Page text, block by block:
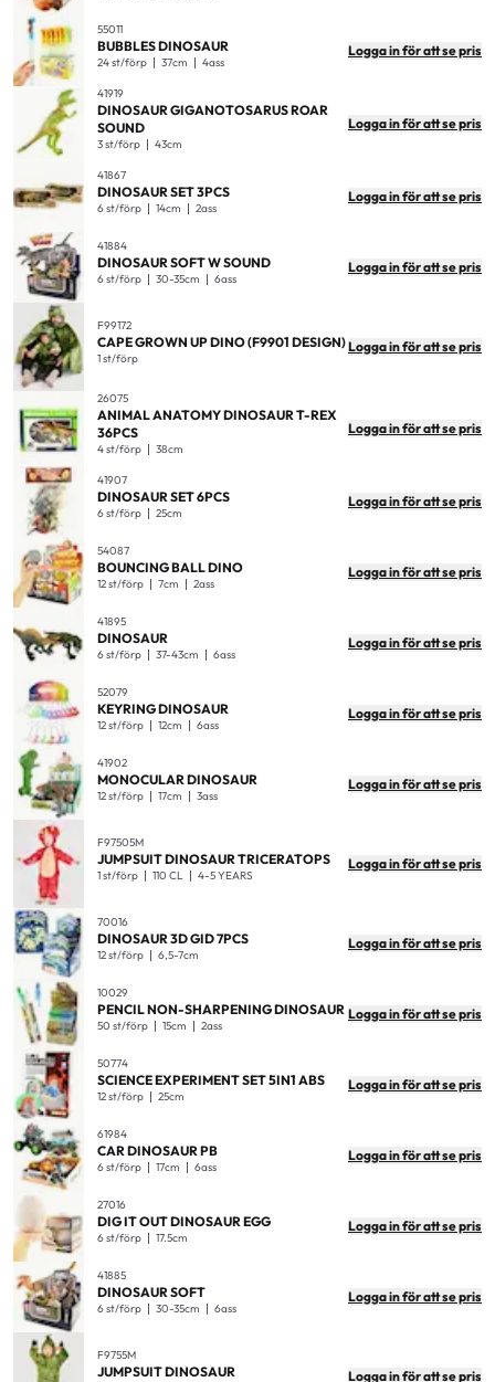
55011
BUBBLES DINOSAUR
24 st/förp 37cm 4ass
Logga in för att se pris
41919
DINOSAUR GIGANOTOSARUS ROAR
SOUND
3 st/förp 43cm
Logga in för att se pris
41867
DINOSAUR SET 3PCS
6 st/förp 14cm 2ass
Logga in för att se pris
41884
DINOSAUR SOFT W SOUND
6 st/förp 30-35cm 6ass
Logga in för att se pris
F99172
CAPE GROWN UP DINO (F9901 DESIGN)
1 st/förp
Logga in för att se pris
26075
ANIMAL ANATOMY DINOSAUR T-REX
36PCS
4 st/förp 38cm
Logga in för att se pris
41907
DINOSAUR SET 6PCS
6 st/förp 25cm
Logga in för att se pris
54087
BOUNCING BALL DINO
12 st/förp 7cm 2ass
Logga in för att se pris
41895
DINOSAUR
6 st/förp 37-43cm 6ass
Logga in för att se pris
52079
KEYRING DINOSAUR
12 st/förp 12cm 6ass
Logga in för att se pris
41902
MONOCULAR DINOSAUR
12 st/förp 17cm 3ass
Logga in för att se pris
F97505M
JUMPSUIT DINOSAUR TRICERATOPS
1 st/förp 110 CL 4-5 YEARS
Logga in för att se pris
70016
DINOSAUR 3D GID 7PCS
12 st/förp 6,5-7cm
Logga in för att se pris
10029
PENCIL NON-SHARPENING DINOSAUR
50 st/förp 15cm 2ass
Logga in för att se pris
50774
SCIENCE EXPERIMENT SET 5IN1 ABS
12 st/förp 25cm
Logga in för att se pris
61984
CAR DINOSAUR PB
6 st/förp 17cm 6ass
Logga in för att se pris
27016
DIG IT OUT DINOSAUR EGG
6 st/förp 17.5cm
Logga in för att se pris
41885
DINOSAUR SOFT
6 st/förp 30-35cm 6ass
Logga in för att se pris
F9755M
JUMPSUIT DINOSAUR Logga in för att se pris